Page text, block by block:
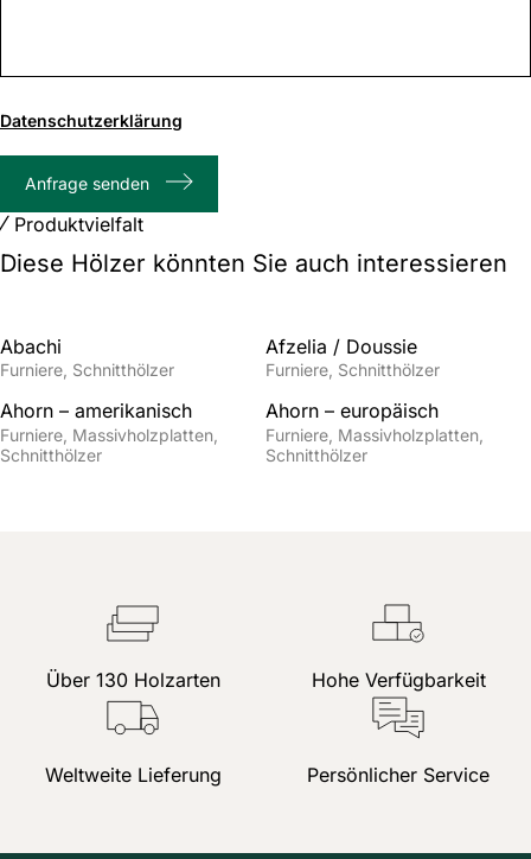
von
max.
Zeichenanzahl
Datenschutzerklärung
Anfrage senden
Produktvielfalt
Diese Hölzer könnten Sie auch interessieren
Abachi
Furniere Schnitthölzer
Afzelia / Doussie
Furniere Schnitthölzer
Ahorn – amerikanisch
Furniere Massivholzplatten
Schnitthölzer
Ahorn – europäisch
Furniere Massivholzplatten
Schnitthölzer
Über 130 Holzarten Hohe Verfügbarkeit
Weltweite Lieferung Persönlicher Service